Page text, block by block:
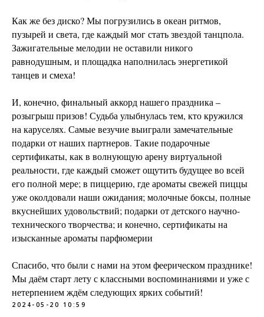
Как же без диско? Мы погрузились в океан ритмов,
пузырей и света, где каждый мог стать звездой танцпола.
Зажигательные мелодии не оставили никого
равнодушным, и площадка наполнилась энергетикой
танцев и смеха!
И, конечно, финальный аккорд нашего праздника –
розыгрыш призов! Судьба улыбнулась тем, кто кружился
на каруселях. Самые везучие выиграли замечательные
подарки от наших партнеров. Такие подарочные
сертификаты, как в волнующую арену виртуальной
реальности, где каждый сможет ощутить будущее во всей
его полной мере; в пиццерию, где ароматы свежей пиццы
уже околдовали наши ожидания; молочные боксы, полные
вкуснейших удовольствий; подарки от детского научно-
технического творчества; и конечно, сертификаты на
изысканные ароматы парфюмерии
Спасибо, что были с нами на этом феерическом празднике!
Мы даём старт лету с классными воспоминаниями и уже с
нетерпением ждём следующих ярких событий!
2024-05-20 10:59